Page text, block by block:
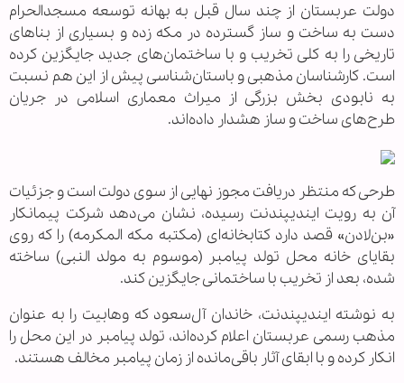
دولت عربستان از چند سال قبل به بهانه توسعه مسجدالحرام
دست به ساخت و ساز گسترده در مکه زده و بسیاری از بناهای
تاریخی را به کلی تخریب و با ساختمان‌های جدید جایگزین کرده
است. کارشناسان مذهبی و باستان‌شناسی پیش از این هم نسبت
به نابودی بخش بزرگی از میراث معماری اسلامی در جریان
طرح‌های ساخت و ساز هشدار داده‌اند.
طرحی که منتظر دریافت مجوز نهایی از سوی دولت است و جزئیات
آن به رویت ایندیپندنت رسیده، نشان می‌دهد شرکت پیمانکار
«بن‌لادن» قصد دارد کتابخانه‌ای (مکتبه مکه المکرمه) را که روی
بقایای خانه‌ محل تولد پیامبر (موسوم به مولد النبی) ساخته
شده، بعد از تخریب با ساختمانی جایگزین کند.
به نوشته ایندیپندنت، خاندان آل‌سعود که وهابیت را به عنوان
مذهب رسمی عربستان اعلام کرده‌اند، تولد پیامبر در این محل را
انکار کرده و با ابقای آثار باقی‌مانده از زمان پیامبر مخالف هستند.